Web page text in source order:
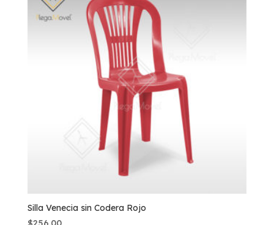
Silla Venecia sin Codera Rojo